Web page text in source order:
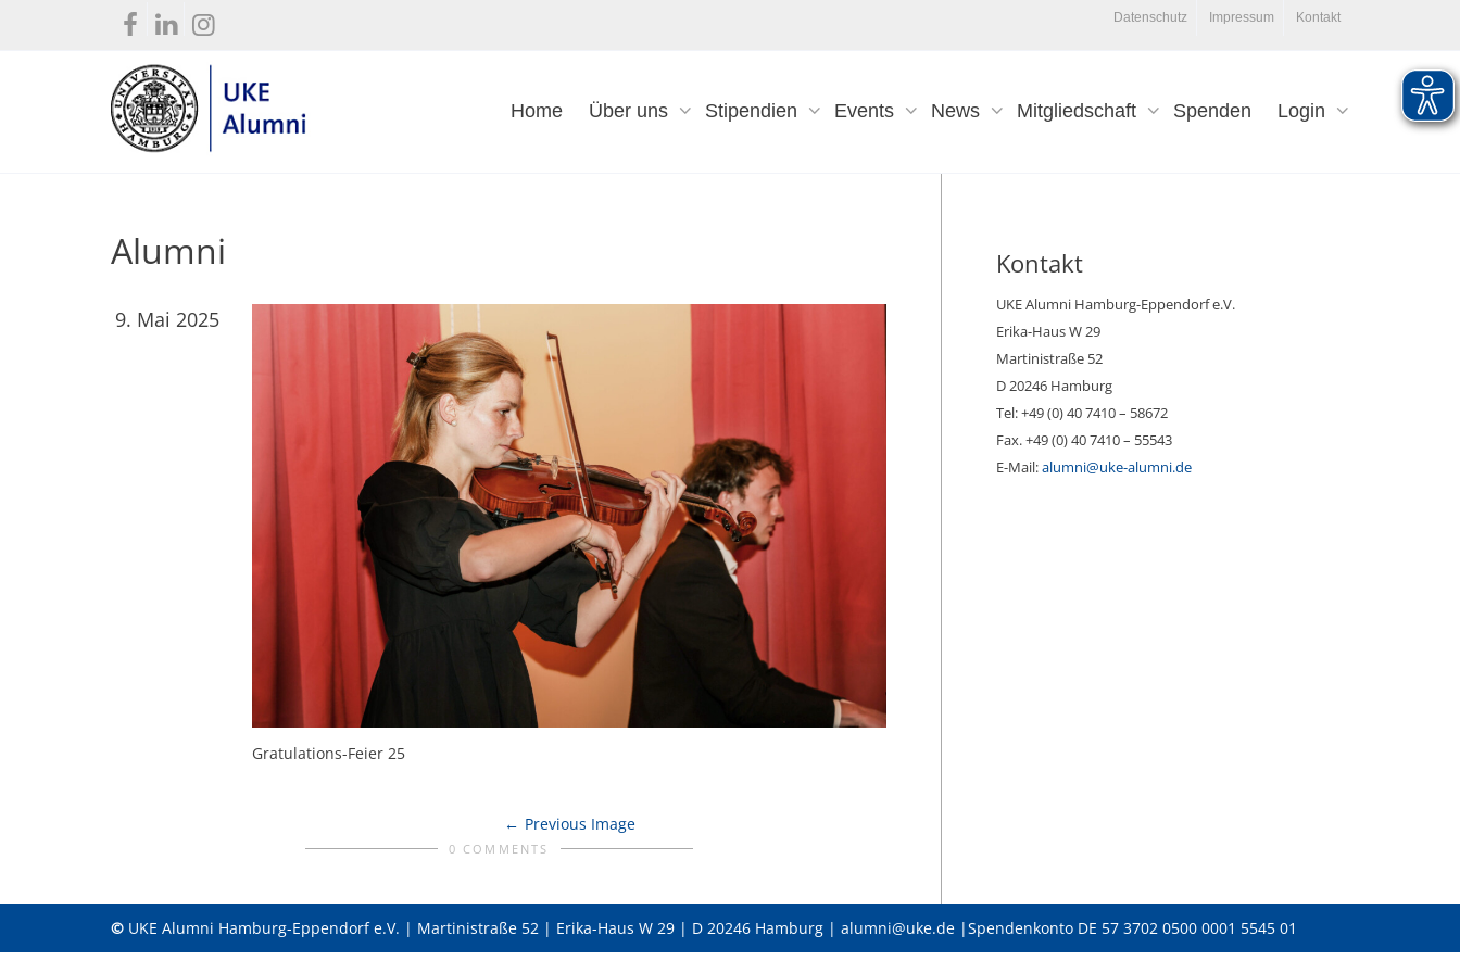
Datenschutz Impressum Kontakt
Home Über uns Stipendien Events News Mitgliedschaft Spenden Login
Alumni
9. Mai 2025
Gratulations-Feier 25
Previous Image
0 COMMENTS
Kontakt
UKE Alumni Hamburg-Eppendorf e.V.
Erika-Haus W 29
Martinistraße 52
D 20246 Hamburg
Tel: +49 (0) 40 7410 – 58672
Fax. +49 (0) 40 7410 – 55543
E-Mail:alumni@uke-alumni.de
© UKE Alumni Hamburg-Eppendorf e.V. | Martinistraße 52 | Erika-Haus W 29 | D 20246 Hamburg | alumni@uke.de |Spendenkonto DE 57 3702 0500 0001 5545 01